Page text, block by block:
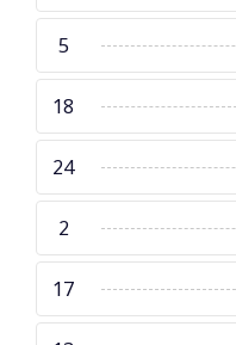
5
18
24
2
17